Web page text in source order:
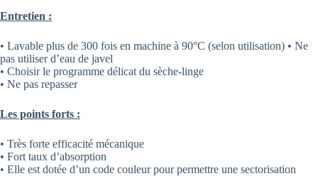
Entretien :
• Lavable plus de 300 fois en machine à 90°C (selon utilisation) • Ne
pas utiliser d’eau de javel
• Choisir le programme délicat du sèche-linge
• Ne pas repasser
Les points forts :
• Très forte efficacité mécanique
• Fort taux d’absorption
• Elle est dotée d’un code couleur pour permettre une sectorisation